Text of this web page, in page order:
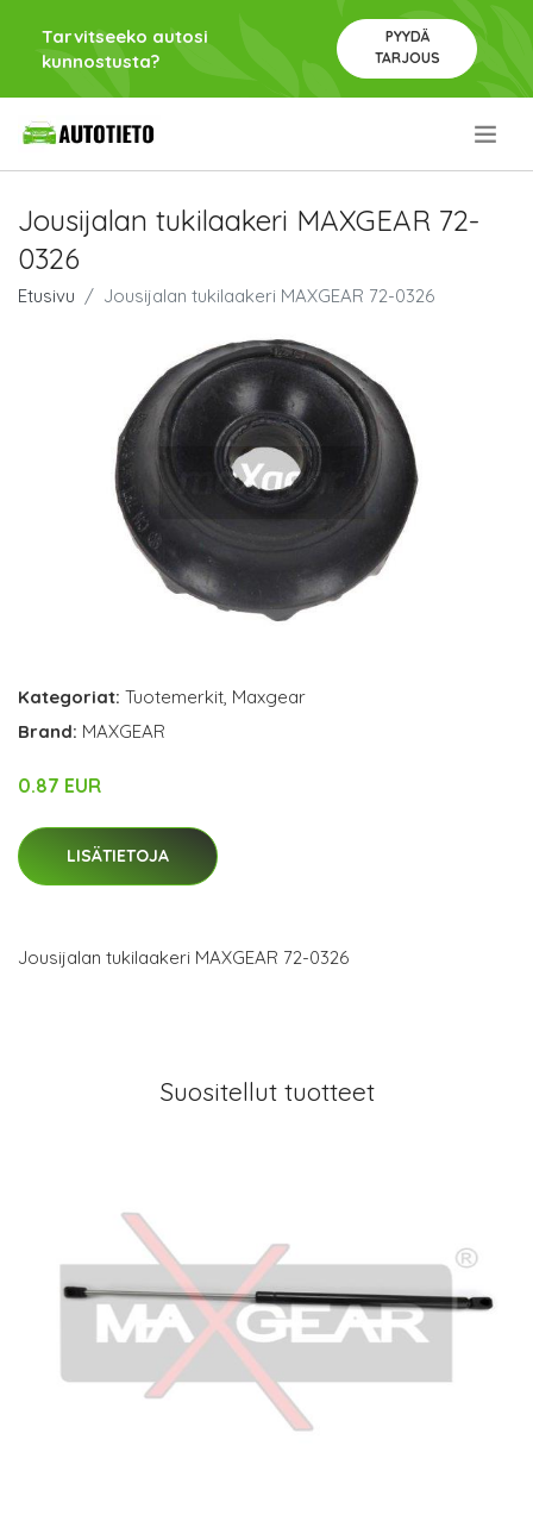
Tarvitseeko autosi
kunnostusta?
PYYDÄ
TARJOUS
Jousijalan tukilaakeri MAXGEAR 72-
0326
Etusivu Jousijalan tukilaakeri MAXGEAR 72-0326
Kategoriat: Tuotemerkit, Maxgear
Brand: MAXGEAR
0.87 EUR
LISÄTIETOJA
Jousijalan tukilaakeri MAXGEAR 72-0326
Suositellut tuotteet